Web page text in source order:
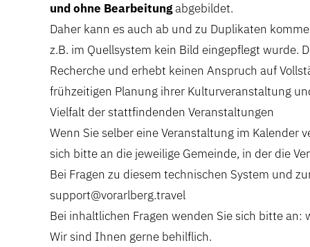
und ohne Bearbeitungabgebildet.
Daher kann es auch ab und zu Duplikaten
z.B. im Quellsystem kein Bild eingepflegt wurde.
Recherche und erhebt keinen Anspruch auf
frühzeitigen Planung ihrer Kulturveranstaltung
Vielfalt der stattfindenden Veranstaltungen
Wenn Sie selber eine Veranstaltung im Kalender
sich bitte an die jeweilige Gemeinde, in der die
Bei Fragen zu diesem technischen System und
support@vorarlberg.travel
Bei inhaltlichen Fragen wenden Sie sich bitte an:
Wir sind Ihnen gerne behilflich.